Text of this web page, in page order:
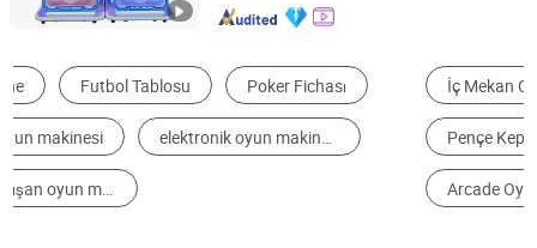
İç Mekan Oyun Alanı Diğer Jetonlu Oyun Makinesi
Pençe Kepçe Makinesi Para Atıcı
Arcade Oyunları